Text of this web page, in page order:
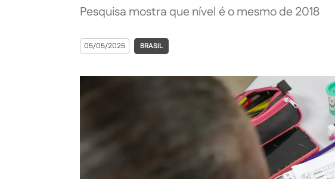
Pesquisa mostra que nível é o mesmo de 2018
05/05/2025 BRASIL